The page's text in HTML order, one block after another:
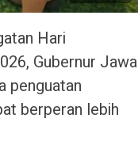
Hari
Gubernur Jawa
penguatan
berperan lebih